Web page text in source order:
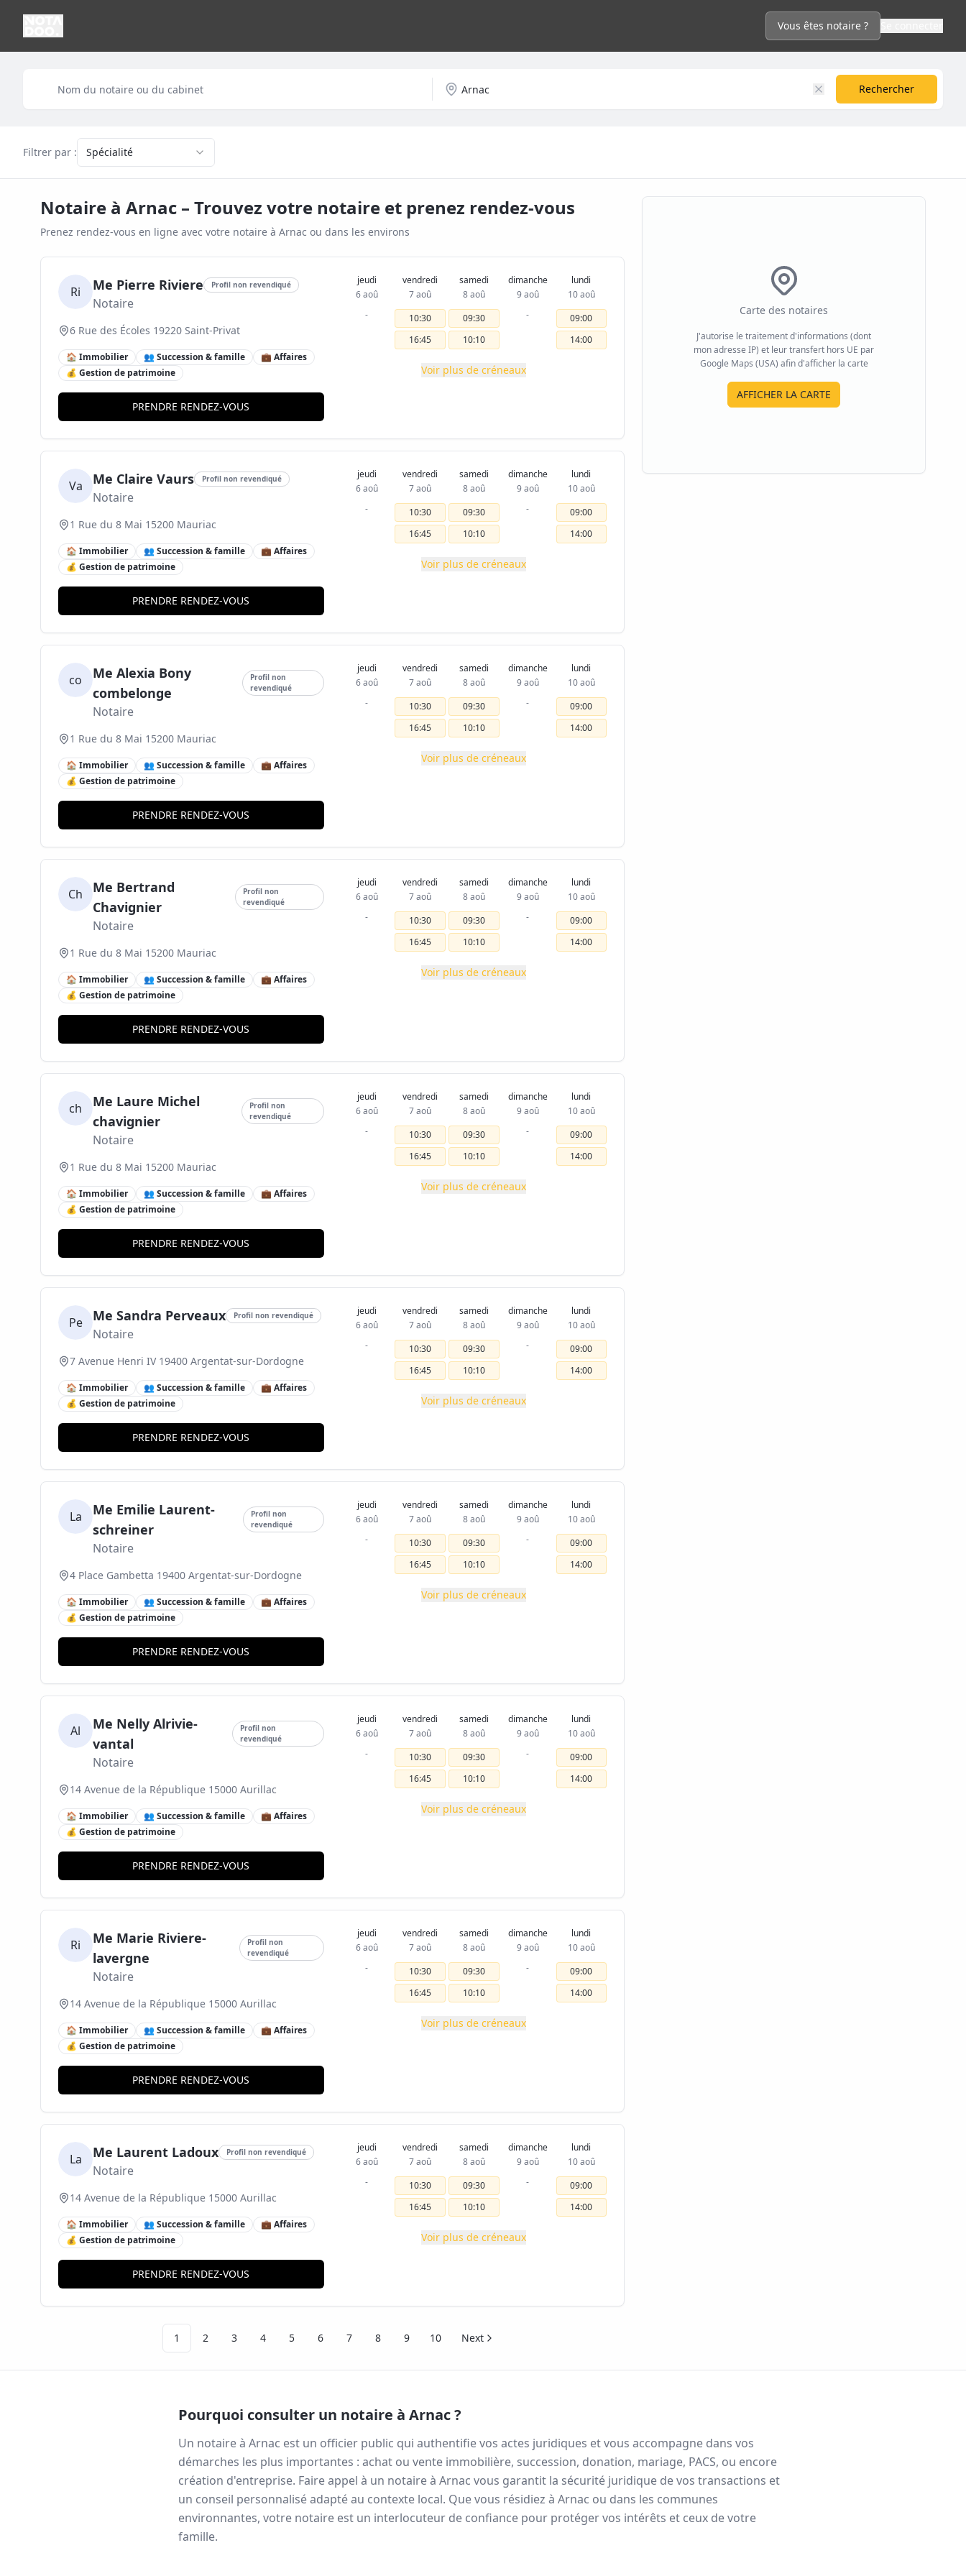
Vous êtes notaire ?
Rechercher
Filtrer par : Spécialité
Notaire à Arnac – Trouvez votre notaire et prenez rendez-vous
Prenez rendez-vous en ligne avec votre notaire à Arnac ou dans les environs
Ri Me Pierre Riviere Profil non revendiqué
Notaire
6 Rue des Écoles 19220 Saint-Privat
🏠 Immobilier 👥 Succession & famille
💼 Affaires
💰 Gestion de patrimoine
PRENDRE RENDEZ-VOUS
jeudi
6 aoû
-
vendredi
7 aoû
10:30
16:45
samedi
8 aoû
09:30
10:10
dimanche
9 aoû
-
lundi
10 aoû
09:00
14:00
Voir plus de créneaux
Va Me Claire Vaurs Profil non revendiqué
Notaire
1 Rue du 8 Mai 15200 Mauriac
🏠 Immobilier 👥 Succession & famille
💼 Affaires
💰 Gestion de patrimoine
PRENDRE RENDEZ-VOUS
jeudi
6 aoû
-
vendredi
7 aoû
10:30
16:45
samedi
8 aoû
09:30
10:10
dimanche
9 aoû
-
lundi
10 aoû
09:00
14:00
Voir plus de créneaux
co
Me Alexia Bony
combelonge
Profil non
revendiqué
Notaire
1 Rue du 8 Mai 15200 Mauriac
🏠 Immobilier 👥 Succession & famille
💼 Affaires
💰 Gestion de patrimoine
PRENDRE RENDEZ-VOUS
jeudi
6 aoû
-
vendredi
7 aoû
10:30
16:45
samedi
8 aoû
09:30
10:10
dimanche
9 aoû
-
lundi
10 aoû
09:00
14:00
Voir plus de créneaux
Ch
Me Bertrand
Chavignier
Profil non
revendiqué
Notaire
1 Rue du 8 Mai 15200 Mauriac
🏠 Immobilier 👥 Succession & famille
💼 Affaires
💰 Gestion de patrimoine
PRENDRE RENDEZ-VOUS
jeudi
6 aoû
-
vendredi
7 aoû
10:30
16:45
samedi
8 aoû
09:30
10:10
dimanche
9 aoû
-
lundi
10 aoû
09:00
14:00
Voir plus de créneaux
ch
Me Laure Michel
chavignier
Profil non
revendiqué
Notaire
1 Rue du 8 Mai 15200 Mauriac
🏠 Immobilier 👥 Succession & famille
💼 Affaires
💰 Gestion de patrimoine
PRENDRE RENDEZ-VOUS
jeudi
6 aoû
-
vendredi
7 aoû
10:30
16:45
samedi
8 aoû
09:30
10:10
dimanche
9 aoû
-
lundi
10 aoû
09:00
14:00
Voir plus de créneaux
Pe Me Sandra Perveaux Profil non revendiqué
Notaire
7 Avenue Henri IV 19400 Argentat-sur-Dordogne
🏠 Immobilier 👥 Succession & famille
💼 Affaires
💰 Gestion de patrimoine
PRENDRE RENDEZ-VOUS
jeudi
6 aoû
-
vendredi
7 aoû
10:30
16:45
samedi
8 aoû
09:30
10:10
dimanche
9 aoû
-
lundi
10 aoû
09:00
14:00
Voir plus de créneaux
La
Me Emilie Laurent-
schreiner
Profil non
revendiqué
Notaire
4 Place Gambetta 19400 Argentat-sur-Dordogne
🏠 Immobilier 👥 Succession & famille
💼 Affaires
💰 Gestion de patrimoine
PRENDRE RENDEZ-VOUS
jeudi
6 aoû
-
vendredi
7 aoû
10:30
16:45
samedi
8 aoû
09:30
10:10
dimanche
9 aoû
-
lundi
10 aoû
09:00
14:00
Voir plus de créneaux
Al
Me Nelly Alrivie-
vantal
Profil non
revendiqué
Notaire
14 Avenue de la République 15000 Aurillac
🏠 Immobilier 👥 Succession & famille
💼 Affaires
💰 Gestion de patrimoine
PRENDRE RENDEZ-VOUS
jeudi
6 aoû
-
vendredi
7 aoû
10:30
16:45
samedi
8 aoû
09:30
10:10
dimanche
9 aoû
-
lundi
10 aoû
09:00
14:00
Voir plus de créneaux
Ri
Me Marie Riviere-
lavergne
Profil non
revendiqué
Notaire
14 Avenue de la République 15000 Aurillac
🏠 Immobilier 👥 Succession & famille
💼 Affaires
💰 Gestion de patrimoine
PRENDRE RENDEZ-VOUS
jeudi
6 aoû
-
vendredi
7 aoû
10:30
16:45
samedi
8 aoû
09:30
10:10
dimanche
9 aoû
-
lundi
10 aoû
09:00
14:00
Voir plus de créneaux
La Me Laurent Ladoux Profil non revendiqué
Notaire
14 Avenue de la République 15000 Aurillac
🏠 Immobilier 👥 Succession & famille
💼 Affaires
💰 Gestion de patrimoine
PRENDRE RENDEZ-VOUS
jeudi
6 aoû
-
vendredi
7 aoû
10:30
16:45
samedi
8 aoû
09:30
10:10
dimanche
9 aoû
-
lundi
10 aoû
09:00
14:00
Voir plus de créneaux
1 2 3 4 5 6 7 8 9 10 Next
Carte des notaires
J'autorise le traitement d'informations (dont
mon adresse IP) et leur transfert hors UE par
Google Maps (USA) afin d'afficher la carte
AFFICHER LA CARTE
Pourquoi consulter un notaire à Arnac?
Un notaire à Arnac est un officier public qui authentifie vos actes juridiques et vous accompagne dans vos
démarches les plus importantes : achat ou vente immobilière, succession, donation, mariage, PACS, ou encore
création d'entreprise. Faire appel à un notaire à Arnac vous garantit la sécurité juridique de vos transactions et
un conseil personnalisé adapté au contexte local. Que vous résidiez à Arnac ou dans les communes
environnantes, votre notaire est un interlocuteur de confiance pour protéger vos intérêts et ceux de votre
famille.